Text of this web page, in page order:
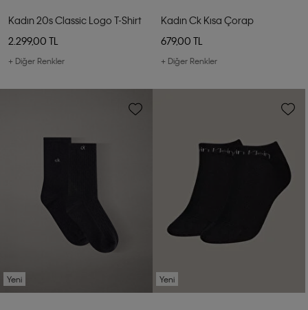
Kadın 20s Classic Logo T-Shirt
2.299,00 TL
+ Diğer Renkler
Kadın Ck Kısa Çorap
679,00 TL
+ Diğer Renkler
Yeni Yeni